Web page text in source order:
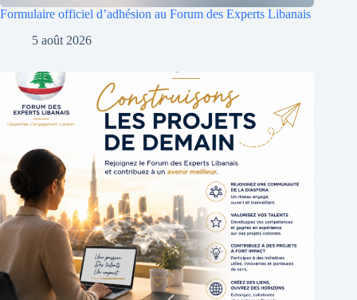
Formulaire officiel d’adhésion au Forum des Experts Libanais
5 août 2026